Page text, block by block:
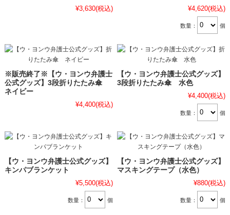
¥3,630(税込)
¥4,620(税込)
数量： 個
※販売終了※【ウ・ヨンウ弁護士
公式グッズ】3段折りたたみ傘
ネイビー
¥4,400(税込)
【ウ・ヨンウ弁護士公式グッズ】
3段折りたたみ傘 水色
¥4,400(税込)
数量： 個
【ウ・ヨンウ弁護士公式グッズ】
キンパブランケット
¥5,500(税込)
数量： 個
【ウ・ヨンウ弁護士公式グッズ】
マスキングテープ（水色）
¥880(税込)
数量： 個